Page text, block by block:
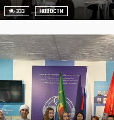
333 НОВОСТИ